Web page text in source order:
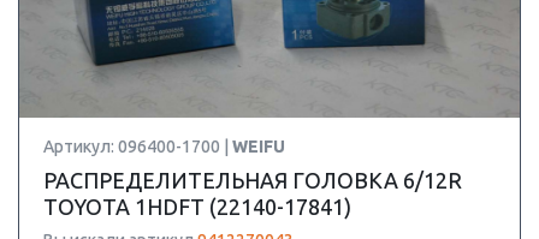
Артикул: 096400-1700 | WEIFU
РАСПРЕДЕЛИТЕЛЬНАЯ ГОЛОВКА 6/12R
TOYOTA 1HDFT (22140-17841)